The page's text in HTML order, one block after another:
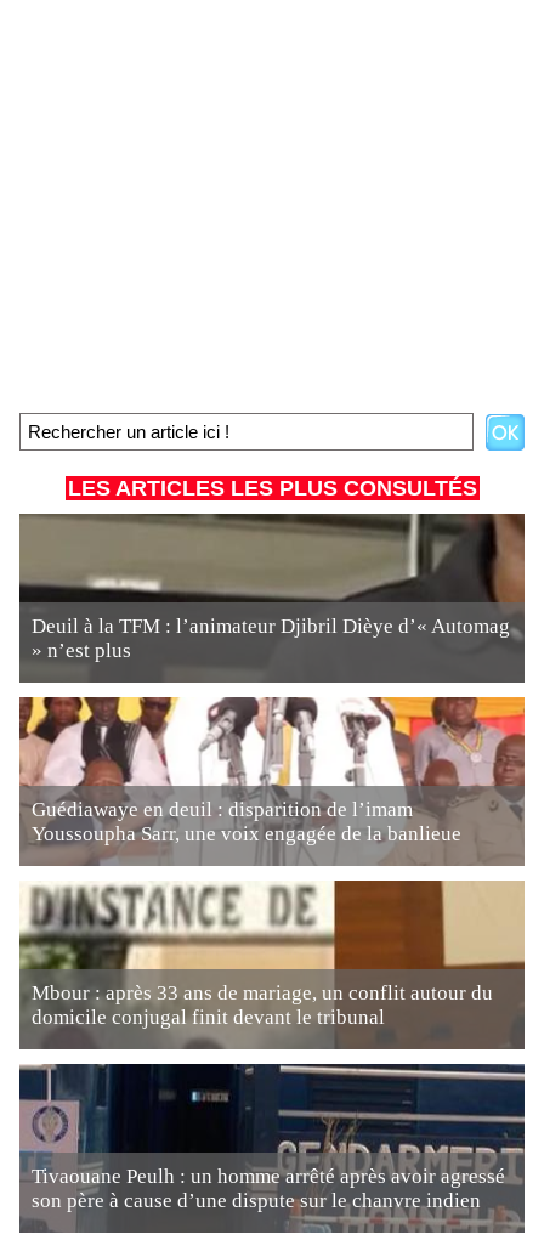
LES ARTICLES LES PLUS CONSULTÉS
Deuil à la TFM : l’animateur Djibril Dièye d’« Automag
» n’est plus
Guédiawaye en deuil : disparition de l’imam
Youssoupha Sarr, une voix engagée de la banlieue
Mbour : après 33 ans de mariage, un conflit autour du
domicile conjugal finit devant le tribunal
Tivaouane Peulh : un homme arrêté après avoir agressé
son père à cause d’une dispute sur le chanvre indien